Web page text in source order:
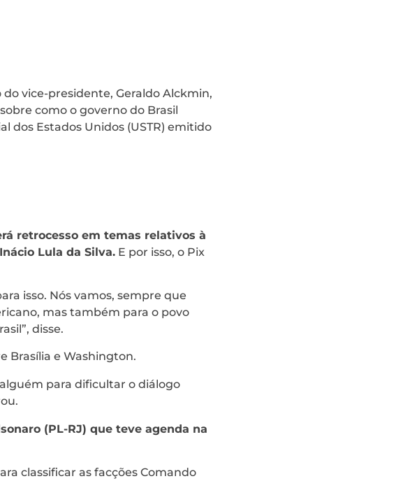
vice-presidente, Geraldo Alckmin,
como o governo do Brasil
dos Estados Unidos (USTR) emitido
retrocesso em temas relativos à
Lula da Silva. E por isso, o Pix
isso. Nós vamos, sempre que
mas também para o povo
disse.
Brasília e Washington.
para dificultar o diálogo
(PL-RJ) que teve agenda na
classificar as facções Comando